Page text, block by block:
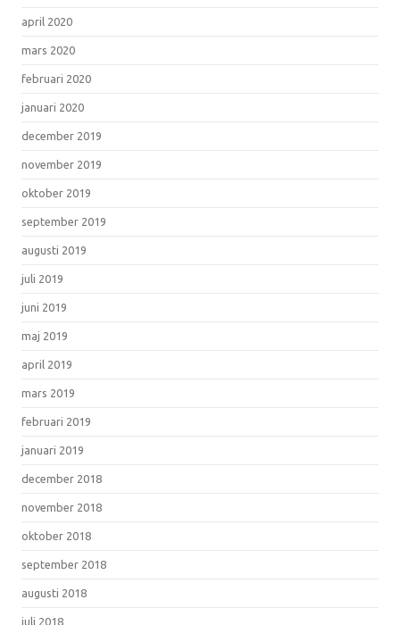
april 2020
mars 2020
februari 2020
januari 2020
december 2019
november 2019
oktober 2019
september 2019
augusti 2019
juli 2019
juni 2019
maj 2019
april 2019
mars 2019
februari 2019
januari 2019
december 2018
november 2018
oktober 2018
september 2018
augusti 2018
juli 2018